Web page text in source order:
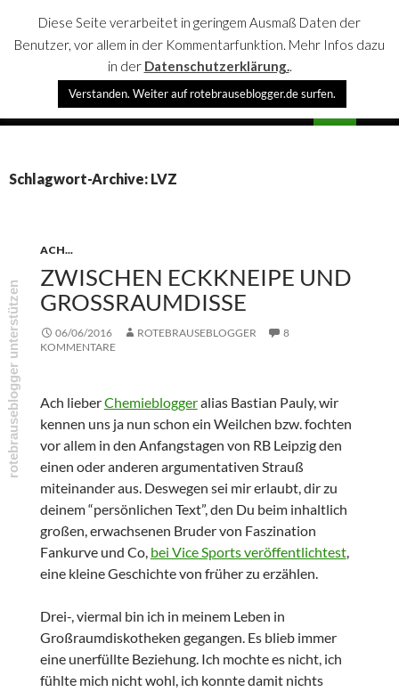
rotebrauseblogger
SPRINGE
Schlagwort-Archive: LVZ
ACH...
ZWISCHEN ECKKNEIPE UND
GROSSRAUMDISSE
06/06/2016 ROTEBRAUSEBLOGGER
8
KOMMENTARE
Ach lieberChemiebloggeralias Bastian Pauly, wir
kennen uns ja nun schon ein Weilchen bzw. fochten
vor allem in den Anfangstagen von RB Leipzig den
einen oder anderen argumentativen Strauß
miteinander aus. Deswegen sei mir erlaubt, dir zu
deinem “persönlichen Text”, den Du beim inhaltlich
großen, erwachsenen Bruder von Faszination
Fankurve und Co, bei Vice Sports veröffentlichtest,
eine kleine Geschichte von früher zu erzählen.
Drei-, viermal bin ich in meinem Leben in
Großraumdiskotheken gegangen. Es blieb immer
eine unerfüllte Beziehung. Ich mochte es nicht, ich
fühlte mich nicht wohl, ich konnte damit nichts
Diese Seite verarbeitet in geringem Ausmaß Daten der
Benutzer, vor allem in der Kommentarfunktion. Mehr Infos dazu
in der Datenschutzerklärung..
Verstanden. Weiter auf rotebrauseblogger.de surfen.
rotebrauseblogger unterstützen